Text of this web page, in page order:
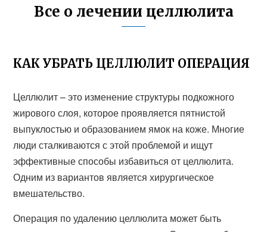
Все о лечении целлюлита
КАК УБРАТЬ ЦЕЛЛЮЛИТ ОПЕРАЦИЯ
Целлюлит – это изменение структуры подкожного
жирового слоя, которое проявляется пятнистой
выпуклостью и образованием ямок на коже. Многие
люди сталкиваются с этой проблемой и ищут
эффективные способы избавиться от целлюлита.
Одним из вариантов является хирургическое
вмешательство.
Операция по удалению целлюлита может быть